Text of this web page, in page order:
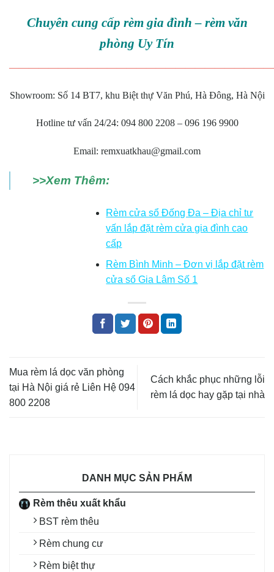
DANH MỤC SẢN PHẨM
Rèm thêu xuất khẩu
BST rèm thêu
Rèm chung cư
Rèm biệt thự
Chuyên cung cấp rèm gia đình – rèm văn
phòng Uy Tín
Showroom: Số 14 BT7, khu Biệt thự Văn Phú, Hà Đông, Hà Nội
Hotline tư vấn 24/24: 094 800 2208 – 096 196 9900
Email: remxuatkhau@gmail.com
>>Xem Thêm:
Rèm cửa sổ Đống Đa – Địa chỉ tư
vấn lắp đặt rèm cửa gia đình cao
cấp
Rèm Bình Minh – Đơn vị lắp đặt rèm
cửa sổ Gia Lâm Số 1
Mua rèm lá dọc văn phòng
tại Hà Nội giá rẻ Liên Hệ 094
800 2208
Cách khắc phục những lỗi
rèm lá dọc hay gặp tại nhà